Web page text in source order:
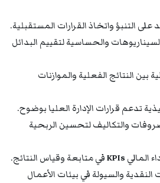
على التنبؤ واتخاذ القرارات المستقبلية.
والحساسية لتقييم البدائل
بين النتائج الفعلية والموازنات
تدعم قرارات الإدارة العليا بوضوح.
والتكاليف لتحسين الربحية
الماليKPIsفي متابعة وقياس النتائج.
والسيولة في بيئات الأعمال